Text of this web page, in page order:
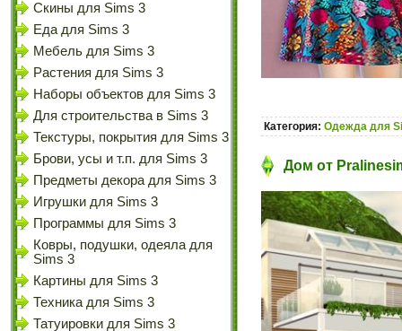
Скины для Sims 3
Еда для Sims 3
Мебель для Sims 3
Растения для Sims 3
Наборы объектов для Sims 3
Для строительства в Sims 3
Текстуры, покрытия для Sims 3
Брови, усы и т.п. для Sims 3
Предметы декора для Sims 3
Игрушки для Sims 3
Программы для Sims 3
Ковры, подушки, одеяла для
Sims 3
Картины для Sims 3
Техника для Sims 3
Татуировки для Sims 3
Категория: Одежда для
Дом от